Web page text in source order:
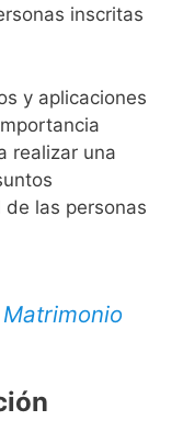
inscritas
y aplicaciones
realizar una
las personas